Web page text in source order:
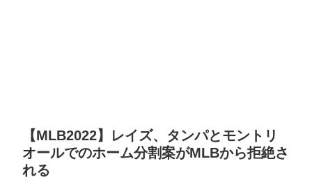
【MLB2022】レイズ、タンパとモントリ
オールでのホーム分割案がMLBから拒絶さ
れる